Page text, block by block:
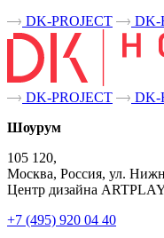
DK-PROJECT
DK-
DK-PROJECT
DK-
Шоурум
105 120,
Москва, Россия, ул.
Центр дизайна
+7 (495) 920 04 40